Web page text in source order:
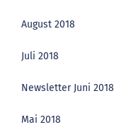
August 2018
Juli 2018
Newsletter Juni 2018
Mai 2018